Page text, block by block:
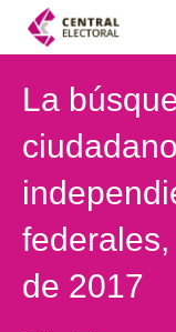
La
de 2017